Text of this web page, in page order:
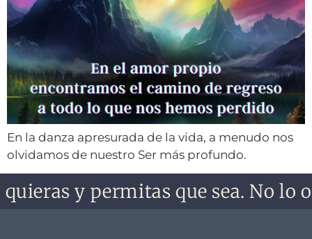
En la danza apresurada de la vida, a menudo nos
olvidamos de nuestro Ser más profundo.
y permitas que sea. No lo